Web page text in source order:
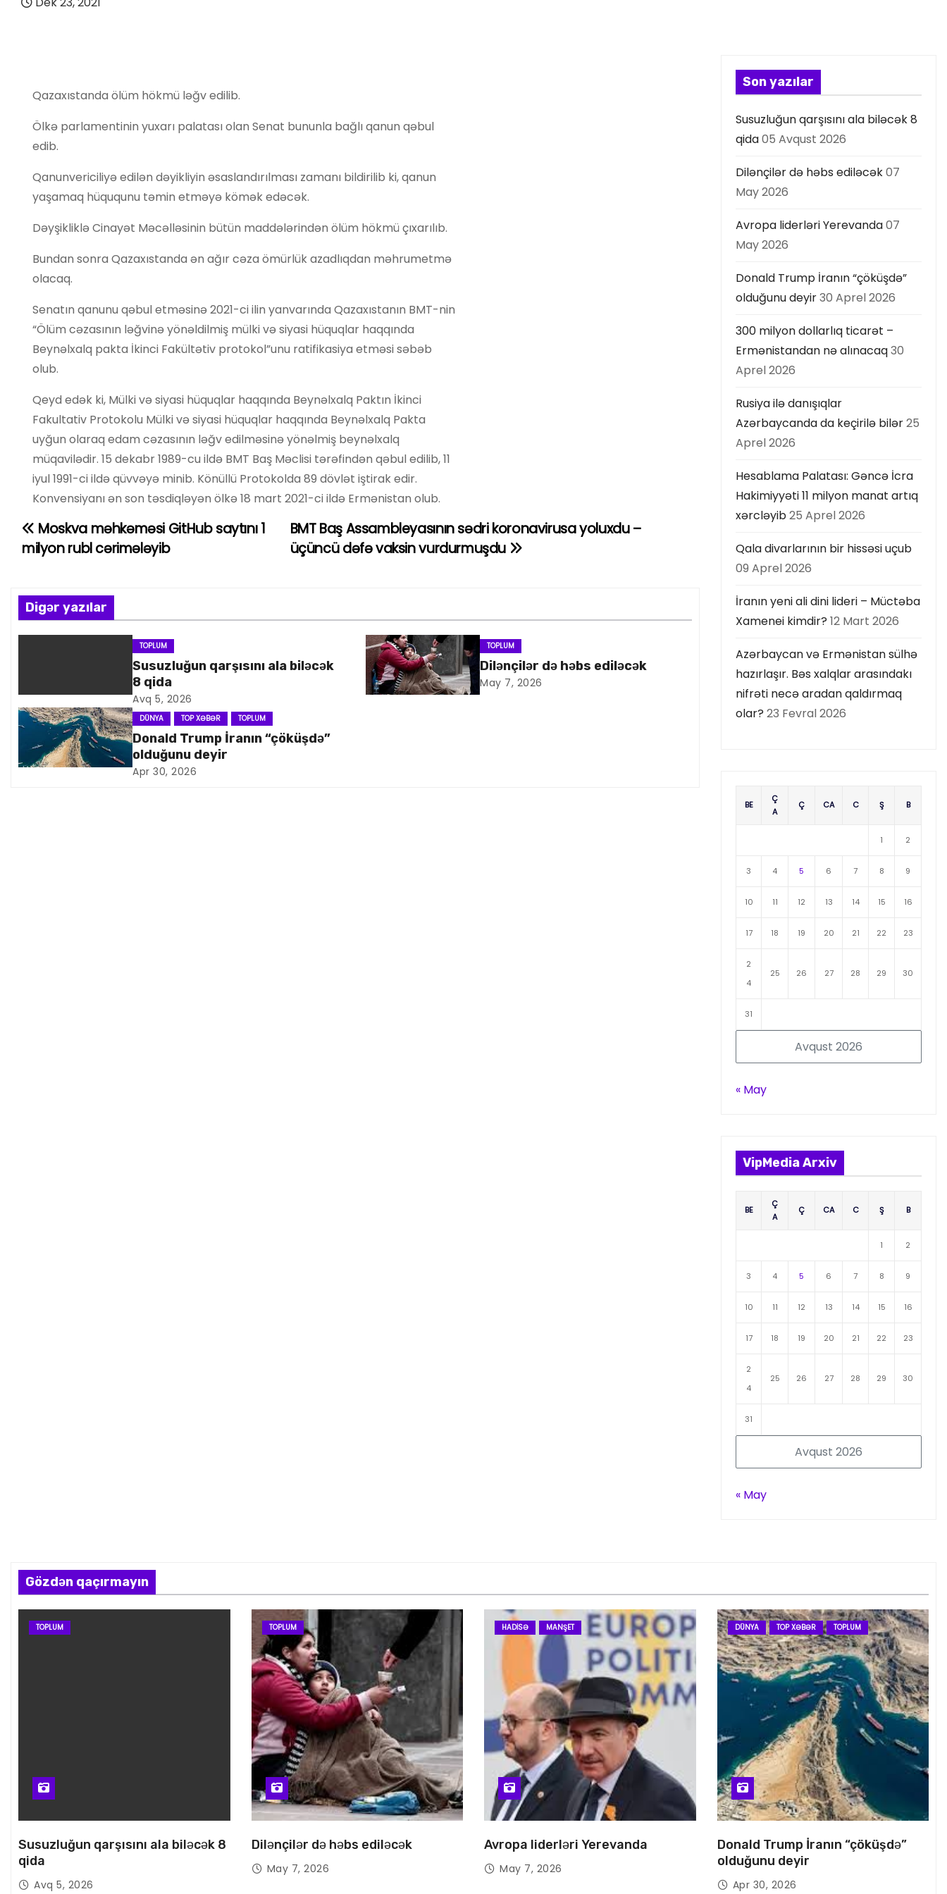
Qazaxıstanda ölüm hökmü ləğv edilib.
Ölkə parlamentinin yuxarı palatası olan Senat bununla bağlı qanun qəbul
edib.
Qanunvericiliyə edilən dəyikliyin əsaslandırılması zamanı bildirilib ki, qanun
yaşamaq hüququnu təmin etməyə kömək edəcək.
Dəyşikliklə Cinayət Məcəlləsinin bütün maddələrindən ölüm hökmü çıxarılıb.
Bundan sonra Qazaxıstanda ən ağır cəza ömürlük azadlıqdan məhrumetmə
olacaq.
Senatın qanunu qəbul etməsinə 2021-ci ilin yanvarında Qazaxıstanın BMT-nin
“Ölüm cəzasının ləğvinə yönəldilmiş mülki və siyasi hüquqlar haqqında
Beynəlxalq pakta İkinci Fakültətiv protokol”unu ratifikasiya etməsi səbəb
olub.
Qeyd edək ki, Mülki və siyasi hüquqlar haqqında Beynəlxalq Paktın İkinci
Fakultativ Protokolu Mülki və siyasi hüquqlar haqqında Beynəlxalq Pakta
uyğun olaraq edam cəzasının ləğv edilməsinə yönəlmiş beynəlxalq
müqavilədir. 15 dekabr 1989-cu ildə BMT Baş Məclisi tərəfindən qəbul edilib, 11
iyul 1991-ci ildə qüvvəyə minib. Könüllü Protokolda 89 dövlət iştirak edir.
Konvensiyanı ən son təsdiqləyən ölkə 18 mart 2021-ci ildə Ermənistan olub.
Y
z
ı
v
q
BMT Baş Assambleyasının sədri koronavirusa yoluxdu –
üçüncü dəfə vaksin vurdurmuşdu
Moskva məhkəməsi GitHub saytını 1
milyon rubl cərimələyib
Digər yazılar
TOPLUM
Susuzluğun qarşısını ala biləcək
8 qida
Avq 5, 2026
TOPLUM
Dilənçilər də həbs ediləcək
May 7, 2026
DÜNYA TOP XƏBƏR TOPLUM
Donald Trump İranın “çöküşdə”
olduğunu deyir
Apr 30, 2026
Son yazılar
Susuzluğun qarşısını ala biləcək 8
qida05 Avqust 2026
Dilənçilər də həbs ediləcək07
May 2026
Avropa liderləri Yerevanda07
May 2026
Donald Trump İranın “çöküşdə”
olduğunu deyir30 Aprel 2026
300 milyon dollarlıq ticarət –
Ermənistandan nə alınacaq30
Aprel 2026
Rusiya ilə danışıqlar
Azərbaycanda da keçirilə bilər25
Aprel 2026
Hesablama Palatası: Gəncə İcra
Hakimiyyəti 11 milyon manat artıq
xərcləyib25 Aprel 2026
Qala divarlarının bir hissəsi uçub
09 Aprel 2026
İranın yeni ali dini lideri – Müctəba
Xamenei kimdir? 12 Mart 2026
Azərbaycan və Ermənistan sülhə
hazırlaşır. Bəs xalqlar arasındakı
nifrəti necə aradan qaldırmaq
olar? 23 Fevral 2026
Avqust 2026
BE
Ç
A
Ç CA C Ş B
1 2
3 4 5 6 7 8 9
10 11 12 13 14 15 16
17 18 19 20 21 22 23
2
4
25 26 27 28 29 30
31
« May
VipMedia Arxiv
Avqust 2026
BE
Ç
A
Ç CA C Ş B
1 2
3 4 5 6 7 8 9
10 11 12 13 14 15 16
17 18 19 20 21 22 23
2
4
25 26 27 28 29 30
31
« May
Gözdən qaçırmayın
TOPLUM
Susuzluğun qarşısını ala biləcək 8
qida
Avq 5, 2026
TOPLUM
Dilənçilər də həbs ediləcək
May 7, 2026
HADISƏ MANŞET
Avropa liderləri Yerevanda
May 7, 2026
DÜNYA TOP XƏBƏR TOPLUM
Donald Trump İranın “çöküşdə”
olduğunu deyir
Apr 30, 2026